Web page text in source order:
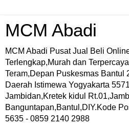
MCM Abadi
MCM Abadi Pusat Jual Beli
Terlengkap,Murah dan
Teram,Depan Puskesmas Bantul
Daerah Istimewa Yogyakarta
Jambidan,Kretek kidul
Banguntapan,Bantul,DIY.Kode
5635 - 0859 2140 2988